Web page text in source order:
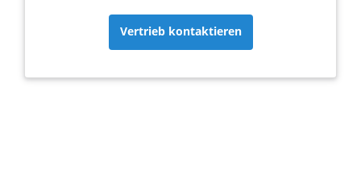
Vertrieb kontaktieren